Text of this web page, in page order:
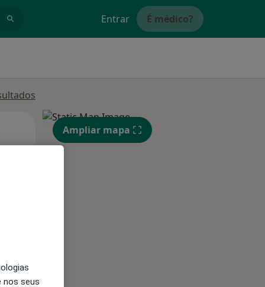
Entrar É médico?
Segunda-feira Ter, Qua
12 Ago
Ampliar mapa
nos seus